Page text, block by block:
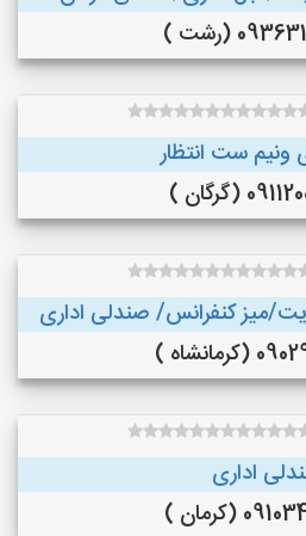
(رشت )
ونیم ست انتظار
(گرگان )
میز کنفرانس/ صندلی اداری
)
اداری
(کرمان )